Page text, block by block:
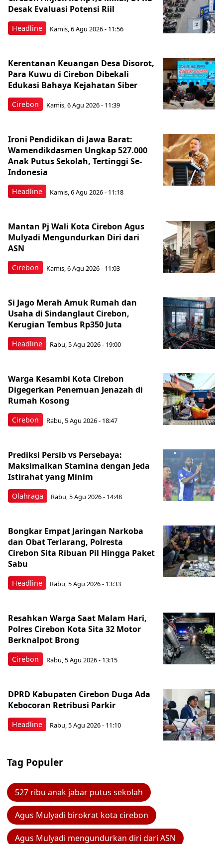
Headline
Desak Evaluasi Potensi Riil
Kamis, 6 Agu 2026 - 11:56
Cirebon
Kerentanan Keuangan Desa Disorot,
Para Kuwu di Cirebon Dibekali
Edukasi Bahaya Kejahatan Siber
Kamis, 6 Agu 2026 - 11:39
Headline
Ironi Pendidikan di Jawa Barat:
Wamendikdasmen Ungkap 527.000
Anak Putus Sekolah, Tertinggi Se-
Indonesia
Kamis, 6 Agu 2026 - 11:18
Cirebon
Mantan Pj Wali Kota Cirebon Agus
Mulyadi Mengundurkan Diri dari
ASN
Kamis, 6 Agu 2026 - 11:03
Headline
Si Jago Merah Amuk Rumah dan
Usaha di Sindanglaut Cirebon,
Kerugian Tembus Rp350 Juta
Rabu, 5 Agu 2026 - 19:00
Cirebon
Warga Kesambi Kota Cirebon
Digegerkan Penemuan Jenazah di
Rumah Kosong
Rabu, 5 Agu 2026 - 18:47
Olahraga
Prediksi Persib vs Persebaya:
Maksimalkan Stamina dengan Jeda
Istirahat yang Minim
Rabu, 5 Agu 2026 - 14:48
Headline
Bongkar Empat Jaringan Narkoba
dan Obat Terlarang, Polresta
Cirebon Sita Ribuan Pil Hingga Paket
Sabu
Rabu, 5 Agu 2026 - 13:33
Cirebon
Resahkan Warga Saat Malam Hari,
Polres Cirebon Kota Sita 32 Motor
Berknalpot Brong
Rabu, 5 Agu 2026 - 13:15
Headline
DPRD Kabupaten Cirebon Duga Ada
Kebocoran Retribusi Parkir
Rabu, 5 Agu 2026 - 11:10
Tag Populer
527 ribu anak jabar putus sekolah
Agus Mulyadi birokrat kota cirebon
Agus Mulyadi mengundurkan diri dari ASN